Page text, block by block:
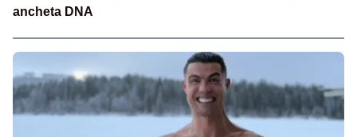
ancheta DNA